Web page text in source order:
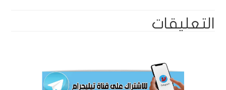
التعليقات